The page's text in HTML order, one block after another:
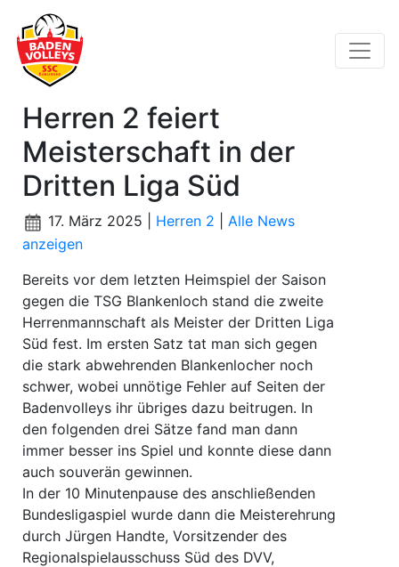
Herren 2 feiert
Meisterschaft in der
Dritten Liga Süd
17. März 2025 | Herren 2
Alle News
anzeigen
Bereits vor dem letzten Heimspiel der Saison
gegen die TSG Blankenloch stand die zweite
Herrenmannschaft als Meister der Dritten Liga
Süd fest. Im ersten Satz tat man sich gegen
die stark abwehrenden Blankenlocher noch
schwer, wobei unnötige Fehler auf Seiten der
Badenvolleys ihr übriges dazu beitrugen. In
den folgenden drei Sätze fand man dann
immer besser ins Spiel und konnte diese dann
auch souverän gewinnen.
In der 10 Minutenpause des anschließenden
Bundesligaspiel wurde dann die Meisterehrung
durch Jürgen Handte, Vorsitzender des
Regionalspielausschuss Süd des DVV,